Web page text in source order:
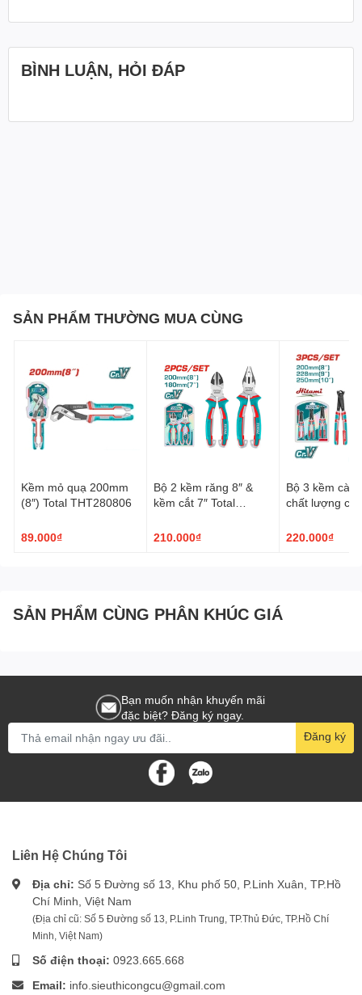
BÌNH LUẬN, HỎI ĐÁP
SẢN PHẨM THƯỜNG MUA CÙNG
Kềm mỏ quạ 200mm
(8″) Total THT280806
89.000₫
Bộ 2 kềm răng 8″ &
kềm cắt 7″ Total
210.000₫
Bộ 3 kềm
chất lượng
220.000₫
SẢN PHẨM CÙNG PHÂN KHÚC GIÁ
Bạn muốn nhận khuyến mãi
đặc biệt? Đăng ký ngay.
Đăng ký
Liên Hệ Chúng Tôi
Địa chỉ: Số 5 Đường số 13, Khu phố 50, P.Linh Xuân, TP.Hồ
Chí Minh, Việt Nam
(Địa chỉ cũ: Số 5 Đường số 13, P.Linh Trung, TP.Thủ Đức, TP.Hồ Chí
Minh, Việt Nam)
Số điện thoại: 0923.665.668
Email: info.sieuthicongcu@gmail.com